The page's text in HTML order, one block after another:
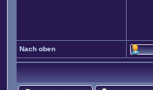
Nach oben